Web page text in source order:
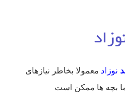
نوزاد معمولا بخاطر نیازهای
بچه ها ممکن است